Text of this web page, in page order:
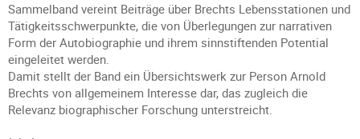
Sammelband vereint Beiträge über Brechts Lebensstationen und
Tätigkeitsschwerpunkte, die von Überlegungen zur narrativen
Form der Autobiographie und ihrem sinnstiftenden Potential
eingeleitet werden.
Damit stellt der Band ein Übersichtswerk zur Person Arnold
Brechts von allgemeinem Interesse dar, das zugleich die
Relevanz biographischer Forschung unterstreicht.